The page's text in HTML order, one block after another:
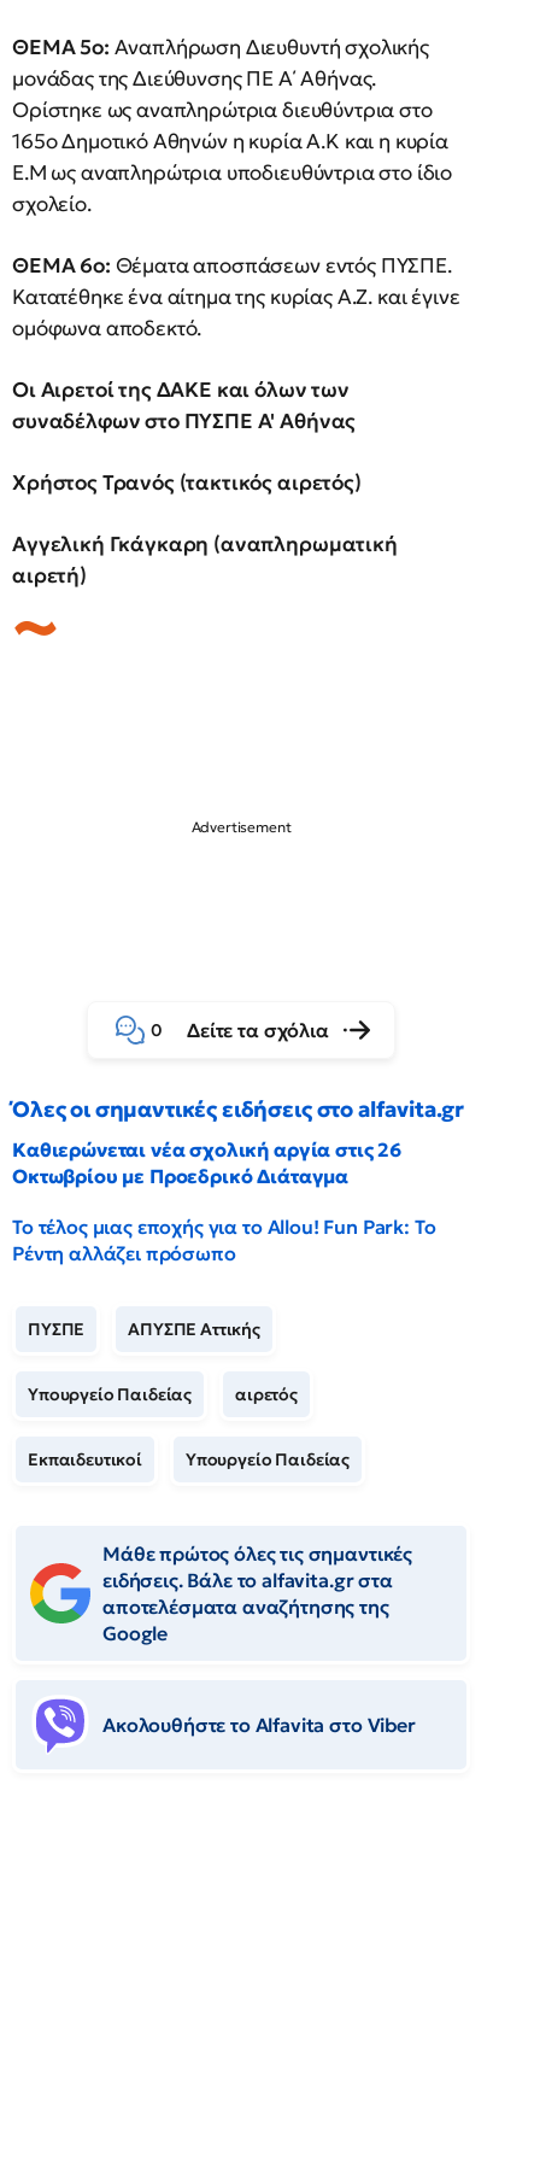
ΘΕΜΑ 5ο: Αναπλήρωση Διευθυντή σχολικής
μονάδας της Διεύθυνσης ΠΕ Α΄ Αθήνας.
Ορίστηκε ως αναπληρώτρια διευθύντρια στο
165ο Δημοτικό Αθηνών η κυρία Α.Κ και η κυρία
Ε.Μ ως αναπληρώτρια υποδιευθύντρια στο ίδιο
σχολείο.
ΘΕΜΑ 6ο: Θέματα αποσπάσεων εντός ΠΥΣΠΕ.
Κατατέθηκε ένα αίτημα της κυρίας Α.Ζ. και έγινε
ομόφωνα αποδεκτό.
Οι Αιρετοί της ΔΑΚΕ και όλων των
συναδέλφων στο ΠΥΣΠΕ Α' Αθήνας
Χρήστος Τρανός (τακτικός αιρετός)
Αγγελική Γκάγκαρη (αναπληρωματική
αιρετή)
0 Δείτε τα σχόλια
Όλες οι σημαντικές ειδήσεις στο alfavita.gr
Καθιερώνεται νέα σχολική αργία στις 26
Οκτωβρίου με Προεδρικό Διάταγμα
Το τέλος μιας εποχής για το Allou! Fun Park: Το
Ρέντη αλλάζει πρόσωπο
ΠΥΣΠΕ ΑΠΥΣΠΕ Αττικής
Υπουργείο Παιδείας αιρετός
Εκπαιδευτικοί Υπουργείο Παιδείας
Μάθε πρώτος όλες τις σημαντικές
ειδήσεις. Βάλε το alfavita.gr στα
αποτελέσματα αναζήτησης της
Google
Ακολουθήστε το Αlfavita στο Viber